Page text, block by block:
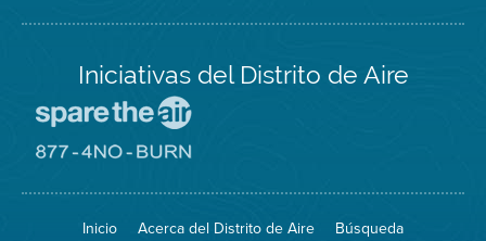
Iniciativas del Distrito de Aire
Spare
Air
sitio
8774
Inicio Acerca del Distrito de Aire Búsqueda